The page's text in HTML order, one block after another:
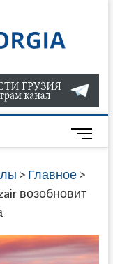
О
В
ГРУЗИИ
САЙТЕ
M
e
n
u
t
> Главное>
возобновит